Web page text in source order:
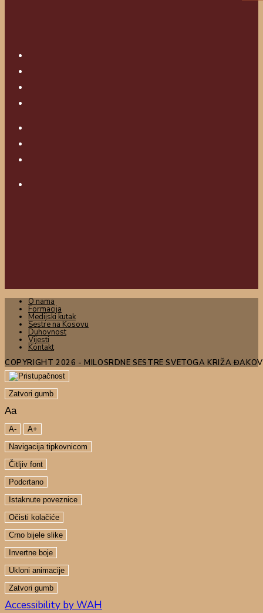
O nama
Formacija
Medijski kutak
Sestre na Kosovu
Duhovnost
Vijesti
Kontakt
COPYRIGHT 2026 - MILOSRDNE SESTRE SVETOGA KRIŽA
Zatvori gumb
Aa
A-
A+
Navigacija tipkovnicom
Čitljiv font
Podcrtano
Istaknute poveznice
Očisti kolačiće
Crno bijele slike
Invertne boje
Ukloni animacije
Zatvori gumb
Accessibility by WAH